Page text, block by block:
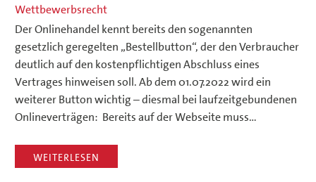
Wettbewerbsrecht
Der Onlinehandel kennt bereits den sogenannten
gesetzlich geregelten „Bestellbutton“, der den Verbraucher
deutlich auf den kostenpflichtigen Abschluss eines
Vertrages hinweisen soll. Ab dem 01.07.2022 wird ein
weiterer Button wichtig – diesmal bei laufzeitgebundenen
Onlineverträgen: Bereits auf der Webseite muss…
WEITERLESEN